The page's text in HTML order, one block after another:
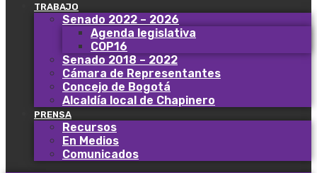
TRABAJO
Senado 2022 – 2026
Agenda legislativa
COP16
Senado 2018 – 2022
Cámara de Representantes
Concejo de Bogotá
Alcaldía local de Chapinero
PRENSA
Recursos
En Medios
Comunicados